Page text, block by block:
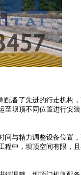
备了先进的行走机构
坝顶不同位置进行安
与精力调整设备位置
中，坝顶空间有限，